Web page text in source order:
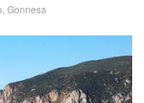
Gonnesa